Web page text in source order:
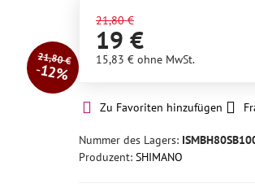
21,80 €
12%
21,80 €
19 €
15,83 € ohne MwSt.
Zu Favoriten hinzufügen
Nummer des Lagers:
Produzent: SHIMANO